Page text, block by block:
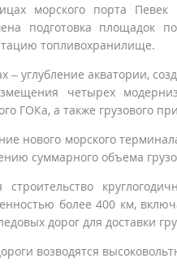
морского порта Певек
подготовка площадок
топливохранилище.
– углубление акватории,
четырех
ГОКа, а также грузового
нового морского
суммарного объема
строительство
более 400 км,
дорог для доставки
возводятся